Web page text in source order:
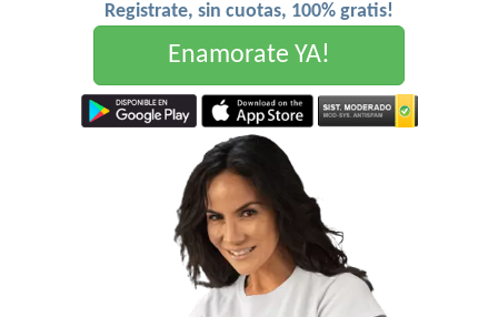
Registrate, sin cuotas, 100% gratis!
Enamorate YA!